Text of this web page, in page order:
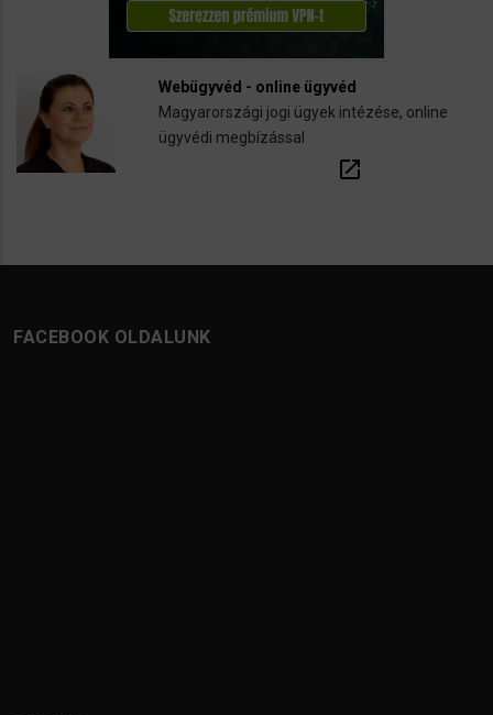
Webügyvéd - online ügyvéd
Magyarországi jogi ügyek intézése, online
ügyvédi megbízással
open_in_new
FACEBOOK OLDALUNK